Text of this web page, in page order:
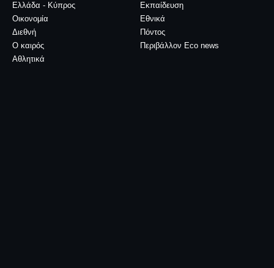
Ελλάδα - Κύπρος
Εκπαίδευση
Οικονομία
Εθνικά
Διεθνή
Πόντος
Ο καιρός
Περιβάλλον Eco news
Αθλητικά